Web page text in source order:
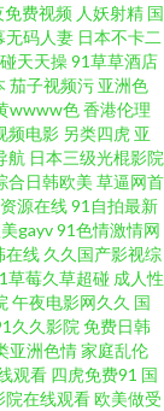
欧韩视频 91网站黄
网站 91男人网 国产
精品 91色情主站 九
人妻偷人精品 国内
美女优性交 91视频
香蕉99 91黄色颜色
女91九色 91尤物播
免费视频 人妖射精 国
无码人妻 日本不卡二
天天操91草草酒店
茄子视频污 亚洲色
wwww色香港伦理
频电影 另类四虎 亚
航 日本三级光棍影院
合日韩欧美 草逼网首
源在线91自拍最新
gayv91色情激情网
在线 久久国产影视综
草莓久草超碰 成人性
午夜电影网久久 国
久久影院 免费日韩
亚洲色情家庭乱伦
观看 四虎免费91 国
院在线观看欧美做受